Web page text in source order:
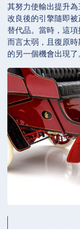
其努力使輸出提升為
改良後的引擎隨即
替代品。當時，這
而言太弱，且復原
的另一個機會出現了